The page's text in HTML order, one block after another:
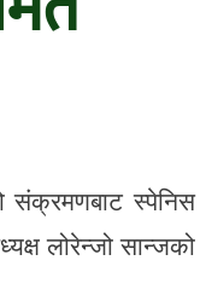
संक्रमणबाट स्पेनिस
लोरेन्जो सान्जको